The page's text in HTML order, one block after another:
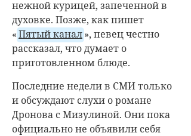
нежной курицей, запеченной в
духовке. Позже, как пишет
«Пятый канал», певец честно
рассказал, что думает о
приготовленном блюде.
Последние недели в СМИ только
и обсуждают слухи о романе
Дронова с Мизулиной. Они пока
официально не объявили себя